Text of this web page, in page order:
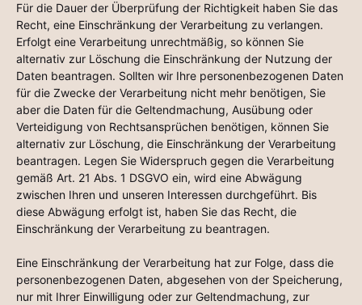
Für die Dauer der Überprüfung der Richtigkeit haben Sie das
Recht, eine Einschränkung der Verarbeitung zu verlangen.
Erfolgt eine Verarbeitung unrechtmäßig, so können Sie
alternativ zur Löschung die Einschränkung der Nutzung der
Daten beantragen. Sollten wir Ihre personenbezogenen Daten
für die Zwecke der Verarbeitung nicht mehr benötigen, Sie
aber die Daten für die Geltendmachung, Ausübung oder
Verteidigung von Rechtsansprüchen benötigen, können Sie
alternativ zur Löschung, die Einschränkung der Verarbeitung
beantragen. Legen Sie Widerspruch gegen die Verarbeitung
gemäß Art. 21 Abs. 1 DSGVO ein, wird eine Abwägung
zwischen Ihren und unseren Interessen durchgeführt. Bis
diese Abwägung erfolgt ist, haben Sie das Recht, die
Einschränkung der Verarbeitung zu beantragen.
Eine Einschränkung der Verarbeitung hat zur Folge, dass die
personenbezogenen Daten, abgesehen von der Speicherung,
nur mit Ihrer Einwilligung oder zur Geltendmachung, zur